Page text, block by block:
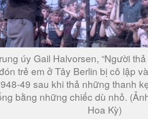
úy Gail Halvorsen, “Người
trẻ em ở Tây Berlin bị cô lập
49 sau khi thả những thanh
bằng những chiếc dù nhỏ.
Hoa Kỳ)